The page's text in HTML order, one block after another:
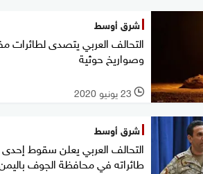
شرق أوسط
التحالف العربي يتصدى لطائرات
وصواريخ حوثية
l 23 يونيو 2020
شرق أوسط
التحالف العربي يعلن سقوط إحدى
طائراته في محافظة الجوف